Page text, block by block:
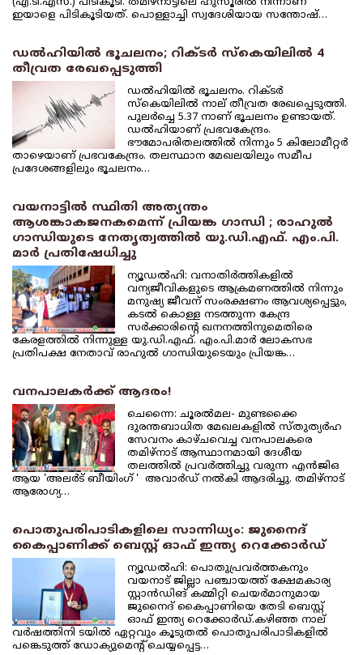
ഇയാളെ പിടികൂടിയത്. പൊള്ളാച്ചി സ്വദേശിയായ സന്തോഷ്…
ഡല്‍ഹിയില്‍ ഭൂചലനം; റിക്ടര്‍ സ്‌കെയിലില്‍ 4
തീവ്രത രേഖപ്പെടുത്തി
ഡല്‍ഹിയില്‍ ഭൂചലനം. റിക്ടര്‍
സ്‌കെയിലില്‍ നാല് തീവ്രത രേഖപ്പെടുത്തി.
പുലര്‍ച്ചെ 5.37 നാണ് ഭൂചലനം ഉണ്ടായത്.
ഡല്‍ഹിയാണ് പ്രഭവകേന്ദ്രം.
ഭൗമോപരിതലത്തില്‍ നിന്നും 5 കിലോമീറ്റര്‍
താഴെയാണ് പ്രഭവകേന്ദ്രം. തലസ്ഥാന മേഖലയിലും സമീപ
പ്രദേശങ്ങളിലും ഭൂചലനം…
വയനാട്ടില്‍ സ്ഥിതി അത്യന്തം
ആശങ്കാകജനകമെന്ന് പ്രിയങ്ക ഗാന്ധി ; രാഹുല്‍
ഗാന്ധിയുടെ നേതൃത്വത്തില്‍ യു.ഡി.എഫ്. എം.പി.
മാര്‍ പ്രതിഷേധിച്ചു
ന്യൂഡല്‍ഹി: വനാതിര്‍ത്തികളില്‍
വന്യജീവികളുടെ ആക്രമണത്തില്‍ നിന്നും
മനുഷ്യ ജീവന് സംരക്ഷണം ആവശ്യപ്പെട്ടും,
കടല്‍ കൊള്ള നടത്തുന്ന കേന്ദ്ര
സര്‍ക്കാരിന്റെ ഖനനത്തിനുമെതിരെ
കേരളത്തില്‍ നിന്നുള്ള യു.ഡി.എഫ്. എം.പി.മാര്‍ ലോകസഭ
പ്രതിപക്ഷ നേതാവ് രാഹുല്‍ ഗാന്ധിയുടെയും പ്രിയങ്ക…
വനപാലകര്‍ക്ക് ആദരം!
ചെന്നൈ: ചൂരല്‍മല- മുണ്ടക്കൈ
ദുരന്തബാധിത മേഖലകളില്‍ സ്തുത്യര്‍ഹ
സേവനം കാഴ്ചവെച്ച വനപാലകരെ
തമിഴ്‌നാട് ആസ്ഥാനമായി ദേശീയ
തലത്തില്‍ പ്രവര്‍ത്തിച്ചു വരുന്ന എന്‍ജിഒ
ആയ 'അലര്‍ട് ബീയിംഗ് ' അവാര്‍ഡ് നല്‍കി ആദരിച്ചു. തമിഴ്‌നാട്
ആരോഗ്യ…
പൊതുപരിപാടികളിലെ സാന്നിധ്യം: ജുനൈദ്
കൈപ്പാണിക്ക് ബെസ്റ്റ് ഓഫ് ഇന്ത്യ റെക്കോര്‍ഡ്
ന്യൂഡല്‍ഹി: പൊതുപ്രവര്‍ത്തകനും
വയനാട് ജില്ലാ പഞ്ചായത്ത് ക്ഷേമകാര്യ
സ്റ്റാന്‍ഡിങ് കമ്മിറ്റി ചെയര്‍മാനുമായ
ജുനൈദ് കൈപ്പാണിയെ തേടി ബെസ്റ്റ്
ഓഫ് ഇന്ത്യ റെക്കോര്‍ഡ്.കഴിഞ്ഞ നാല്
വര്‍ഷത്തിനി ടയില്‍ ഏറ്റവും കൂടുതല്‍ പൊതുപരിപാടികളില്‍
പങ്കെടുത്ത് ഡോക്യുമെന്റ് ചെയ്യപ്പെട്ട…